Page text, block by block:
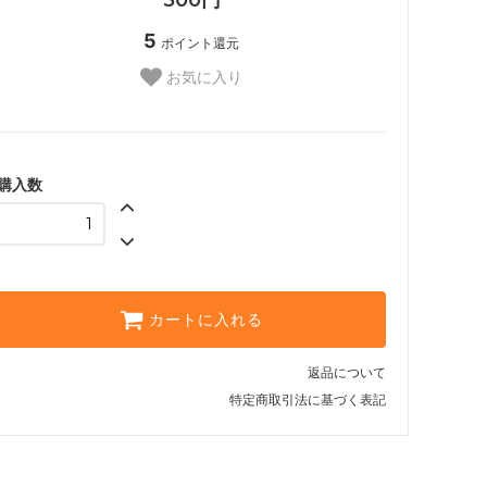
5 ポイント還元
お気に入り
入数
カートに入れる
返品について
特定商取引法に基づく表記